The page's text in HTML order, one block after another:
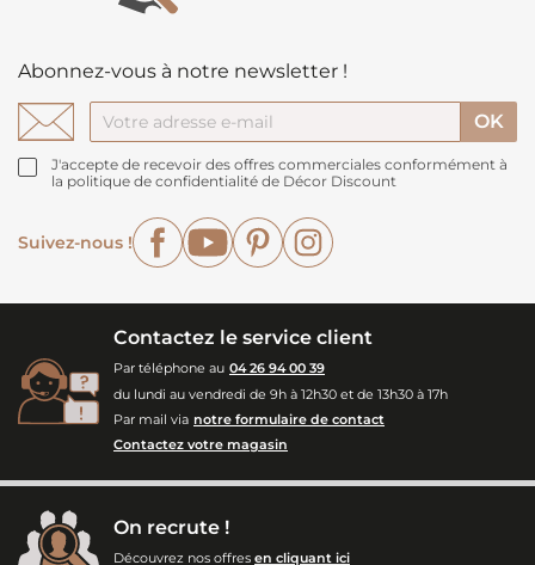
Abonnez-vous à notre newsletter !
J'accepte de recevoir des offres commerciales conformément à
la politique de confidentialité de Décor Discount
Suivez-nous !
FacebookYouTubePinterest
Contactez le service client
Par téléphone au 04 26 94 00 39
du lundi au vendredi de 9h à 12h30 et de 13h30 à 17h
Par mail via notre formulaire de contact
Contactez votre magasin
On recrute !
Découvrez nos offres en cliquant ici